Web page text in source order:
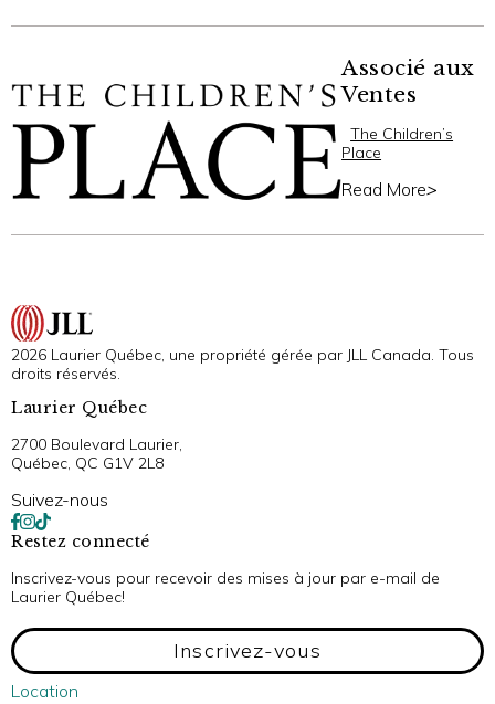
Associé aux
Ventes
The Children’s
Place
Read More>
2026 Laurier Québec, une propriété gérée par JLL Canada. Tous
droits réservés.
Laurier Québec
2700 Boulevard Laurier,
Québec, QC G1V 2L8
Suivez-nous
Restez connecté
Inscrivez-vous pour recevoir des mises à jour par e-mail de
Laurier Québec!
Inscrivez-vous
Location